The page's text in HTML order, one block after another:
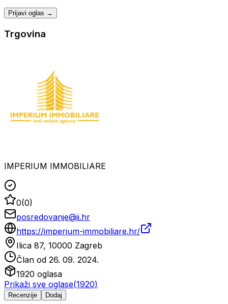
Prijavi oglas →
Trgovina
IMPERIUM IMMOBILIARE
0(0)
posredovanje@ii.hr
https://imperium-immobiliare.hr/
Ilica 87, 10000 Zagreb
Član od 26. 09. 2024.
1920 oglasa
Prikaži sve oglase(1920)
Recenzije Dodaj